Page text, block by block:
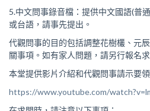
5.中文問事錄音檔：提供中文國語(普
或台語，請事先提出。
代觀問事的目的包括調整花樹欉、元
關事項。如有家人問題，請另行報名求
本堂提供影片介紹和代觀問事請示要
https://www.youtube.com/